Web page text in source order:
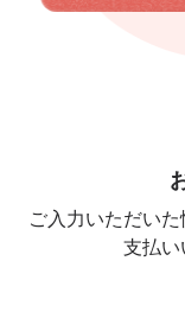
ご入力いただい
支払い